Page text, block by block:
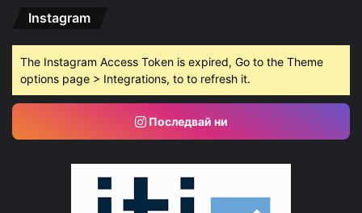
Instagram
The Instagram Access Token is expired, Go to the Theme
options page > Integrations, to to refresh it.
Последвай ни